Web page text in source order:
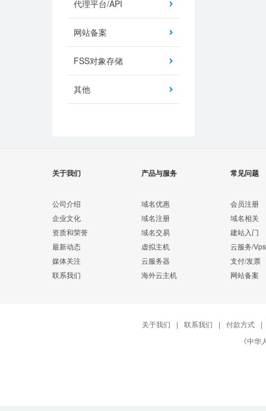
代理平台/API
网站备案
FSS对象存储
其他
关于我们
公司介绍
企业文化
资质和荣誉
最新动态
媒体关注
联系我们
产品与服务
域名优惠
域名注册
域名交易
虚拟主机
云服务器
海外云主机
常见问题
会员注册
域名相关
建站入门
云服务/Vps
支付/发票
网站备案
关于我们 | 联系我们 | 付款方式
|
《中